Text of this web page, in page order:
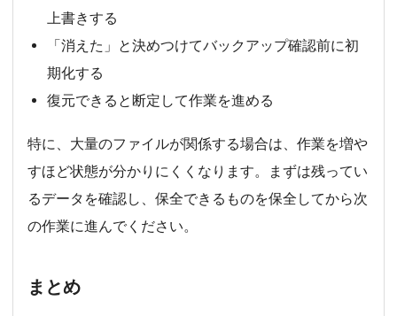
上書きする
「消えた」と決めつけてバックアップ確認前に初
期化する
復元できると断定して作業を進める
特に、大量のファイルが関係する場合は、作業を増や
すほど状態が分かりにくくなります。まずは残ってい
るデータを確認し、保全できるものを保全してから次
の作業に進んでください。
まとめ